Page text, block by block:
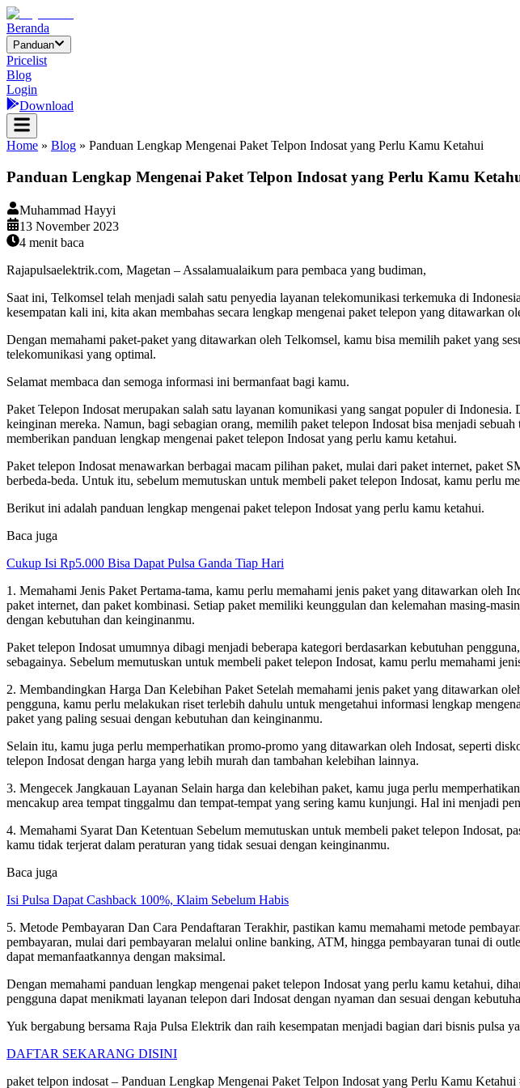
Beranda
Panduan
Pricelist
Blog
Login
Download
Home » Blog » Panduan Lengkap Mengenai Paket Telpon Indosat yang Perlu Kamu Ketahui
Panduan Lengkap Mengenai Paket Telpon Indosat yang Perlu Kamu
Muhammad Hayyi
13 November 2023
4 menit baca
Rajapulsaelektrik.com, Magetan – Assalamualaikum para pembaca yang budiman,
Saat ini, Telkomsel telah menjadi salah satu penyedia layanan telekomunikasi terkemuka di
kesempatan kali ini, kita akan membahas secara lengkap mengenai paket telepon yang
Dengan memahami paket-paket yang ditawarkan oleh Telkomsel, kamu bisa memilih paket yang
telekomunikasi yang optimal.
Selamat membaca dan semoga informasi ini bermanfaat bagi kamu.
Paket Telepon Indosat merupakan salah satu layanan komunikasi yang sangat populer di
keinginan mereka. Namun, bagi sebagian orang, memilih paket telepon Indosat bisa menjadi
memberikan panduan lengkap mengenai paket telepon Indosat yang perlu kamu ketahui.
Paket telepon Indosat menawarkan berbagai macam pilihan paket, mulai dari paket internet, paket
berbeda-beda. Untuk itu, sebelum memutuskan untuk membeli paket telepon Indosat, kamu perlu
Berikut ini adalah panduan lengkap mengenai paket telepon Indosat yang perlu kamu ketahui.
Baca juga
Cukup Isi Rp5.000 Bisa Dapat Pulsa Ganda Tiap Hari
1. Memahami Jenis Paket Pertama-tama, kamu perlu memahami jenis paket yang ditawarkan oleh
paket internet, dan paket kombinasi. Setiap paket memiliki keunggulan dan kelemahan masing-
dengan kebutuhan dan keinginanmu.
Paket telepon Indosat umumnya dibagi menjadi beberapa kategori berdasarkan kebutuhan
sebagainya. Sebelum memutuskan untuk membeli paket telepon Indosat, kamu perlu memahami
2. Membandingkan Harga Dan Kelebihan Paket Setelah memahami jenis paket yang ditawarkan
pengguna, kamu perlu melakukan riset terlebih dahulu untuk mengetahui informasi lengkap
paket yang paling sesuai dengan kebutuhan dan keinginanmu.
Selain itu, kamu juga perlu memperhatikan promo-promo yang ditawarkan oleh Indosat, seperti
telepon Indosat dengan harga yang lebih murah dan tambahan kelebihan lainnya.
3. Mengecek Jangkauan Layanan Selain harga dan kelebihan paket, kamu juga perlu
mencakup area tempat tinggalmu dan tempat-tempat yang sering kamu kunjungi. Hal ini menjadi
4. Memahami Syarat Dan Ketentuan Sebelum memutuskan untuk membeli paket telepon Indosat,
kamu tidak terjerat dalam peraturan yang tidak sesuai dengan keinginanmu.
Baca juga
Isi Pulsa Dapat Cashback 100%, Klaim Sebelum Habis
5. Metode Pembayaran Dan Cara Pendaftaran Terakhir, pastikan kamu memahami metode
pembayaran, mulai dari pembayaran melalui online banking, ATM, hingga pembayaran tunai di
dapat memanfaatkannya dengan maksimal.
Dengan memahami panduan lengkap mengenai paket telepon Indosat yang perlu kamu ketahui,
pengguna dapat menikmati layanan telepon dari Indosat dengan nyaman dan sesuai dengan
Yuk bergabung bersama Raja Pulsa Elektrik dan raih kesempatan menjadi bagian dari bisnis
DAFTAR SEKARANG DISINI
paket telpon indosat – Panduan Lengkap Mengenai Paket Telpon Indosat yang Perlu Kamu